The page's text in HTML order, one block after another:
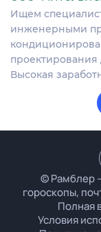
Ищем
инженерными
проектирования
Высокая
© Рамблер
гороскопы,
Полная
Условия